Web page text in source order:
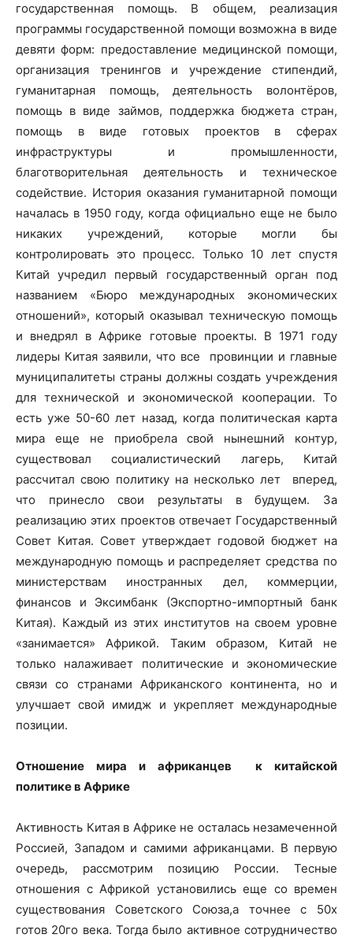
государственная помощь. В общем, реализация
программы государственной помощи возможна в виде
девяти форм: предоставление медицинской помощи,
организация тренингов и учреждение стипендий,
гуманитарная помощь, деятельность волонтёров,
помощь в виде займов, поддержка бюджета стран,
помощь в виде готовых проектов в сферах
инфраструктуры и промышленности,
благотворительная деятельность и техническое
содействие. История оказания гуманитарной помощи
началась в 1950 году, когда официально еще не было
никаких учреждений, которые могли бы
контролировать это процесс. Только 10 лет спустя
Китай учредил первый государственный орган под
названием «Бюро международных экономических
отношений», который оказывал техническую помощь
и внедрял в Африке готовые проекты. В 1971 году
лидеры Китая заявили, что все провинции и главные
муниципалитеты страны должны создать учреждения
для технической и экономической кооперации. То
есть уже 50-60 лет назад, когда политическая карта
мира еще не приобрела свой нынешний контур,
существовал социалистический лагерь, Китай
рассчитал свою политику на несколько лет вперед,
что принесло свои результаты в будущем. За
реализацию этих проектов отвечает Государственный
Совет Китая. Совет утверждает годовой бюджет на
международную помощь и распределяет средства по
министерствам иностранных дел, коммерции,
финансов и Эксимбанк (Экспортно-импортный банк
Китая). Каждый из этих институтов на своем уровне
«занимается» Африкой. Таким образом, Китай не
только налаживает политические и экономические
связи со странами Африканского континента, но и
улучшает свой имидж и укрепляет международные
позиции.
Отношение мира и африканцев к китайской
политике в Африке
Активность Китая в Африке не осталась незамеченной
Россией, Западом и самими африканцами. В первую
очередь, рассмотрим позицию России. Тесные
отношения с Африкой установились еще со времен
существования Советского Союза,а точнее с 50х
готов 20го века. Тогда было активное сотрудничество